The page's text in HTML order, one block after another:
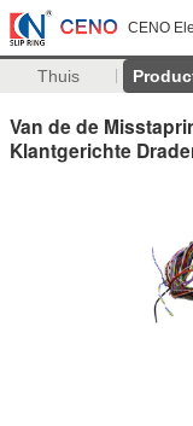
CENO
Thuis
Van de de
Klantgerichte